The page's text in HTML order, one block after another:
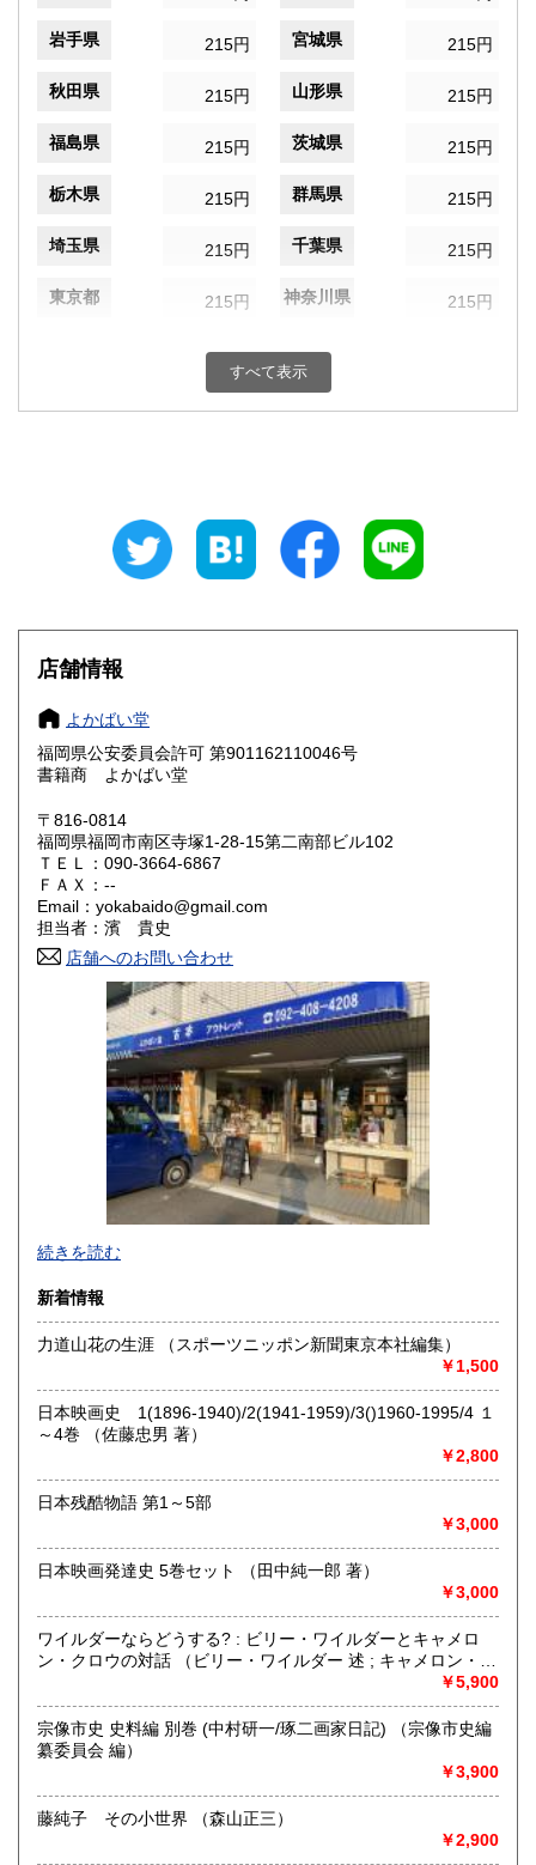
岩手県 215円 宮城県 215円
秋田県 215円 山形県 215円
福島県 215円 茨城県 215円
栃木県 215円 群馬県 215円
埼玉県 215円 千葉県 215円
東京都 215円 神奈川県 215円
215円 富山県
215円 三重県
大阪府
奈良県
鳥取県 215円 島根県
岡山県
山口県 215円
香川県
高知県 215円
215円 長崎県
215円 大分県
215円 鹿児島県
215円
すべて表示
店舗情報
よかばい堂
福岡県公安委員会許可 第901162110046号
書籍商 よかばい堂
〒816-0814
福岡県福岡市南区寺塚1-28-15第二南部ビル102
ＴＥＬ：090-3664-6867
ＦＡＸ：--
Email：yokabaido@gmail.com
担当者：濱 貴史
店舗へのお問い合わせ
◆出張買取・本の整理・遺品整理・実家整理・生前整理・終
活 ご相談ください
◆捨てる前に、まずご相談を！
沿線名：西鉄天神大牟田線
最寄駅：高宮駅 バス停(寺塚、長住二丁目)
営業時間：13:00-18:00
書籍の買取について
続きを読む
新着情報
力道山花の生涯 （スポーツニッポン新聞東京本社編集）
￥1,500
日本映画史 1(1896-1940)/2(1941-1959)/3()1960-1995/4 １
～4巻 （佐藤忠男 著）
￥2,800
日本残酷物語 第1～5部
￥3,000
日本映画発達史 5巻セット （田中純一郎 著）
￥3,000
ワイルダーならどうする? : ビリー・ワイルダーとキャメロ
ン・クロウの対話 （ビリー・ワイルダー 述 ; キャメロン・ク
￥5,900
宗像市史 史料編 別巻 (中村研一/琢二画家日記) （宗像市史編
纂委員会 編）
￥3,900
藤純子 その小世界 （森山正三）
￥2,900